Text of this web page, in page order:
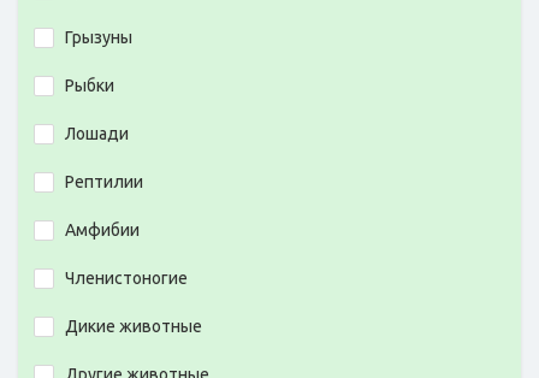
Грызуны
Рыбки
Лошади
Рептилии
Амфибии
Членистоногие
Дикие животные
Другие животные